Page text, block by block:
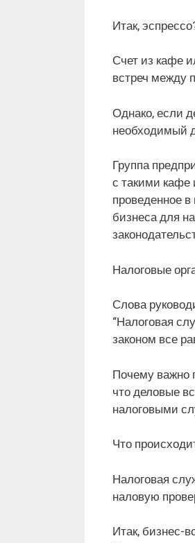
Итак,
Счет из кафе
встреч между
Однако, если
необходимый
Группа
с такими кафе
проведенное
бизнеса для
Налоговые
Слова
“Налоговая
законом все
Почему важно
что деловые
налоговыми
Что
Налоговая
наловую
Итак, бизнес-